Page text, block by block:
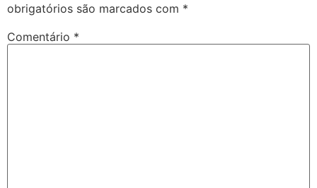
obrigatórios são marcados com *
Comentário *